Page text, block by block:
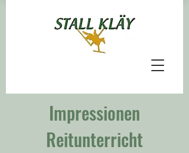
Impressionen
Reitunterricht